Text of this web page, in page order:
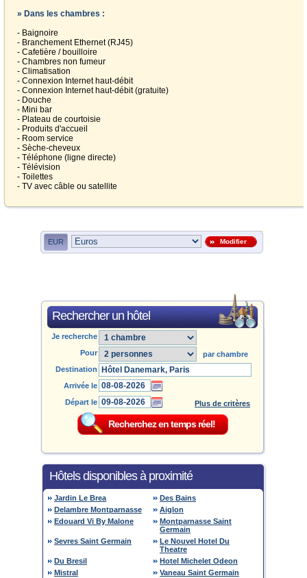
» Dans les chambres :
- Baignoire
- Branchement Ethernet (RJ45)
- Cafetière / bouilloire
- Chambres non fumeur
- Climatisation
- Connexion Internet haut-débit
- Connexion Internet haut-débit (gratuite)
- Douche
- Mini bar
- Plateau de courtoisie
- Produits d'accueil
- Room service
- Sèche-cheveux
- Téléphone (ligne directe)
- Télévision
- Toilettes
- TV avec câble ou satellite
EUR Modifier
Rechercher un hôtel
Je recherche
Pour
par chambre
Destination
Arrivée le
Départ le
Plus de critères
Hôtels disponibles à proximité
Jardin Le Brea
Des Bains
Delambre Montparnasse
Aiglon
Edouard Vi By Malone
Montparnasse Saint
Germain
Sevres Saint Germain
Le Nouvel Hotel Du
Theatre
Du Bresil
Hotel Michelet Odeon
Mistral
Vaneau Saint Germain